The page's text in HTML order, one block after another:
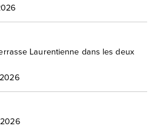
Laurentienne dans les deux